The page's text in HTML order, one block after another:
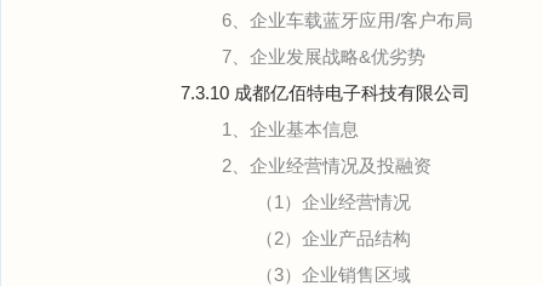
6、企业车载蓝牙应用/客户布局
7、企业发展战略&优劣势
7.3.10 成都亿佰特电子科技有限公司
1、企业基本信息
2、企业经营情况及投融资
（1）企业经营情况
（2）企业产品结构
（3）企业销售区域